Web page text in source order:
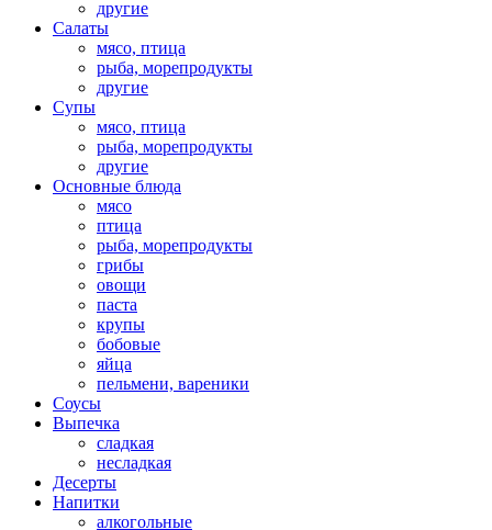
другие
Салаты
мясо, птица
рыба, морепродукты
другие
Супы
мясо, птица
рыба, морепродукты
другие
Основные блюда
мясо
птица
рыба, морепродукты
грибы
овощи
паста
крупы
бобовые
яйца
пельмени, вареники
Соусы
Выпечка
сладкая
несладкая
Десерты
Напитки
алкогольные